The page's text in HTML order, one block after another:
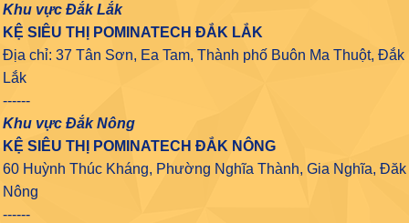
Khu vực Đắk Lắk
KỆ SIÊU THỊ POMINATECH ĐẮK LẮK
Địa chỉ: 37 Tân Sơn, Ea Tam, Thành phố Buôn Ma Thuột, Đắk
Lắk
------
Khu vực Đắk Nông
KỆ SIÊU THỊ POMINATECH ĐẮK NÔNG
60 Huỳnh Thúc Kháng, Phường Nghĩa Thành, Gia Nghĩa, Đăk
Nông
------